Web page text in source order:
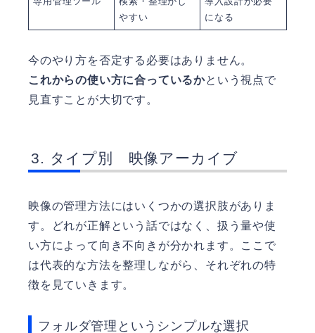
やすい
になる
今のやり方を否定する必要はありません。
これからの使い方に合っているかという視点で
見直すことが大切です。
タイプ別 映像アーカイブ
映像の管理方法にはいくつかの選択肢がありま
す。どれが正解という話ではなく、扱う量や使
い方によって向き不向きが分かれます。ここで
は代表的な方法を整理しながら、それぞれの特
徴を見ていきます。
フォルダ管理というシンプルな選択